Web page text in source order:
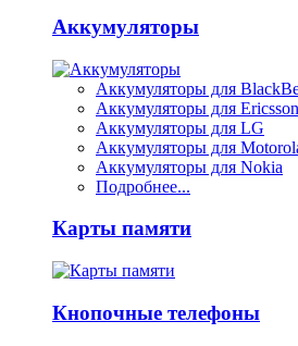
Аккумуляторы
Аккумуляторы для
Аккумуляторы для Ericsson
Аккумуляторы для LG
Аккумуляторы для
Аккумуляторы для Nokia
Подробнее...
Карты памяти
Кнопочные телефоны